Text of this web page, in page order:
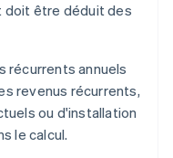
doit être déduit des
récurrents annuels
revenus récurrents,
ou d'installation
le calcul.